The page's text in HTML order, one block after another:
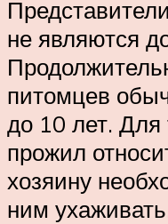
не являются
питомцев
до 10 лет. Для
прожил
хозяину
ним